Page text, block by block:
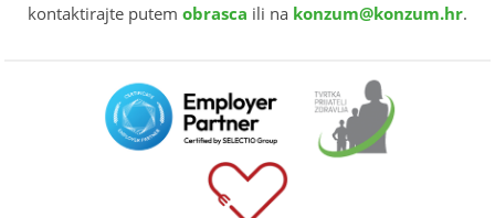
kontaktirajte putem obrasca ili na konzum@konzum.hr.